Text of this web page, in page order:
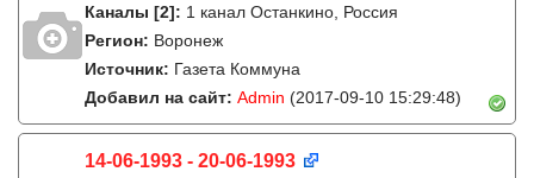
Каналы [2]: 1 канал Останкино, Россия
Регион: Воронеж
Источник: Газета Коммуна
Добавил на сайт: Admin (2017-09-10 15:29:48)
14-06-1993 - 20-06-1993